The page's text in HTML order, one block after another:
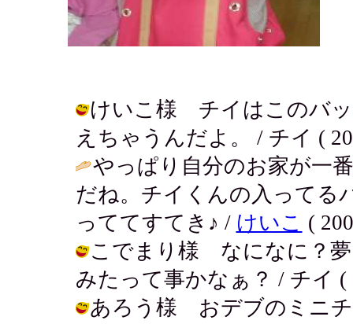
けいこ様 チイはこのバッ
えちゃうんだよ。 / チイ (
やっぱり自分のお家が一
だね。チイくんの入ってる
っててすてき♪ / けいこ (
こでまり様 なになに？夢
みたって事かなぁ？ / チイ (
あろう様 おデブのミニ